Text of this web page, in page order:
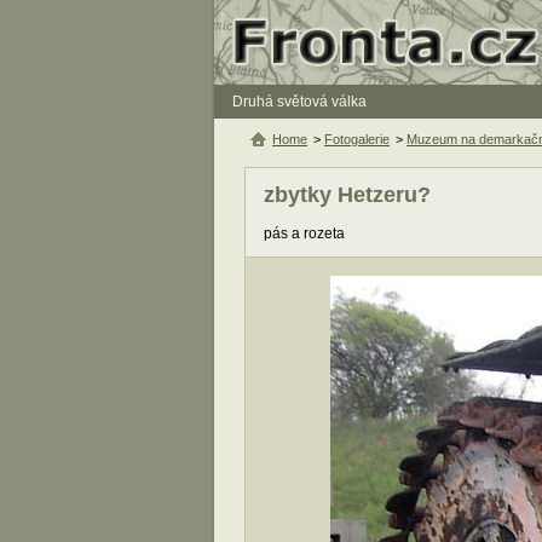
Druhá světová válka
zbytky Hetzeru?
pás a rozeta
Home > Fotogalerie > Muzeum na